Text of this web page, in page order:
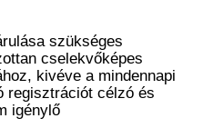
szükséges
cselekvőképes
kivéve a mindennapi
regisztrációt célzó és
igénylő